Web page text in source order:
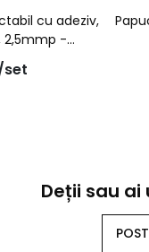
cu adeziv,
2,5mmp -
set
Deții sau